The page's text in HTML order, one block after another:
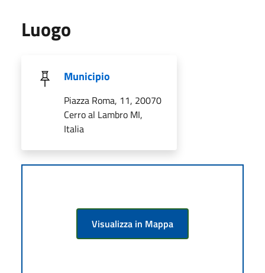
Luogo
Municipio
Piazza Roma, 11, 20070
Cerro al Lambro MI,
Italia
Visualizza in Mappa